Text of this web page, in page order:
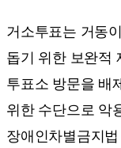
거소투표는 거동
돕기 위한 보완적
투표소 방문을 배
위한 수단으로 악
장애인차별금지